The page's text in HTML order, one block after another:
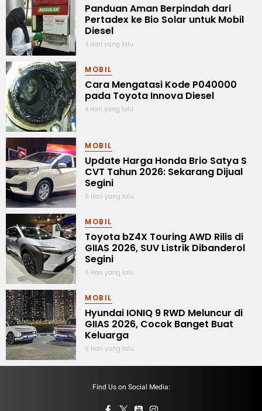
Panduan Aman Berpindah dari
Pertadex ke Bio Solar untuk Mobil
Diesel
4 Hari yang lalu
MOBIL
Cara Mengatasi Kode P040000
pada Toyota Innova Diesel
4 Hari yang lalu
MOBIL
Update Harga Honda Brio Satya S
CVT Tahun 2026: Sekarang Dijual
Segini
6 Hari yang lalu
MOBIL
Toyota bZ4X Touring AWD Rilis di
GIIAS 2026, SUV Listrik Dibanderol
Segini
6 Hari yang lalu
MOBIL
Hyundai IONIQ 9 RWD Meluncur di
GIIAS 2026, Cocok Banget Buat
Keluarga
6 Hari yang lalu
Find Us on Social Media: